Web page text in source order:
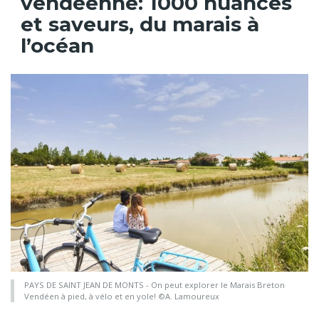
et saveurs, du marais à
l’océan
PAYS DE SAINT JEAN DE MONTS - On peut explorer le Marais Breton
Vendéen à pied, à vélo et en yole! ©A. Lamoureux